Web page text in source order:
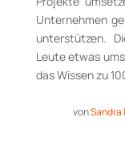
Unternehmen
unterstützen.
Leute etwas
das Wissen zu
vonSandra